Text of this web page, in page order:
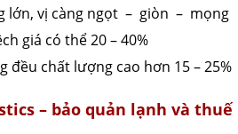
lớn, vị càng ngọt – giòn – mọng
giá có thể 20 – 40%
đều chất lượng cao hơn 15 – 25%
– bảo quản lạnh và